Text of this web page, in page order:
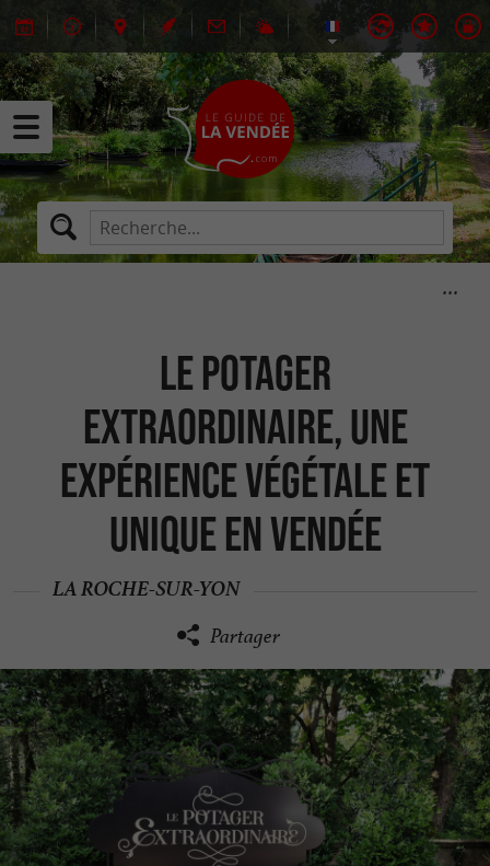
Le Potager
Extraordinaire, une
expérience végétale et
unique en Vendée
LA ROCHE-SUR-YON
Partager